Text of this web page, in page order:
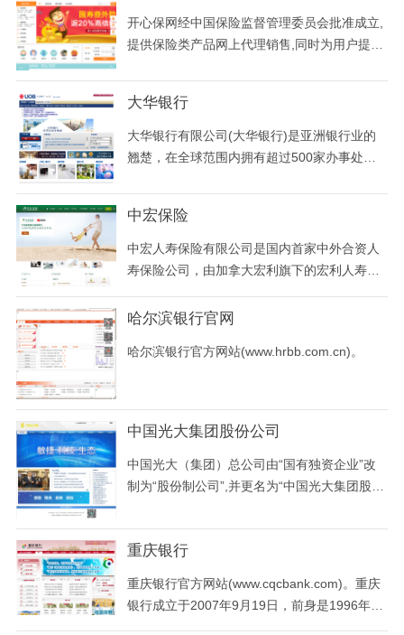
开心保网经中国保险监督管理委员会批准成立,
提供保险类产品网上代理销售,同时为用户提供
大华银行
大华银行有限公司(大华银行)是亚洲银行业的
翘楚，在全球范围内拥有超过500家办事处，
一系列的收购不断成长。大华银行立足于亚
洲，除了分布广泛的分支机构，还在中国、印
度尼西亚、马来西亚、菲律宾、新加坡和泰国
中宏保险
中宏人寿保险有限公司是国内首家中外合资人
寿保险公司，由加拿大宏利旗下的宏利人寿保
成员——中化集团财务有限责任公司合资组
哈尔滨银行官网
哈尔滨银行官方网站(www.hrbb.com.cn)。
中国光大集团股份公司
中国光大（集团）总公司由“国有独资企业”改
制为“股份制公司”,并更名为“中国光大集团股份
财政部和中央汇金投资有限责任公司共同发
起，财政部持股比例44.33%，汇金公司持股比
司（以下简称“中国光大集团”）将承继中国光
大
重庆银行
重庆银行官方网站(www.cqcbank.com)。重庆
银行成立于2007年9月19日，前身是1996年成